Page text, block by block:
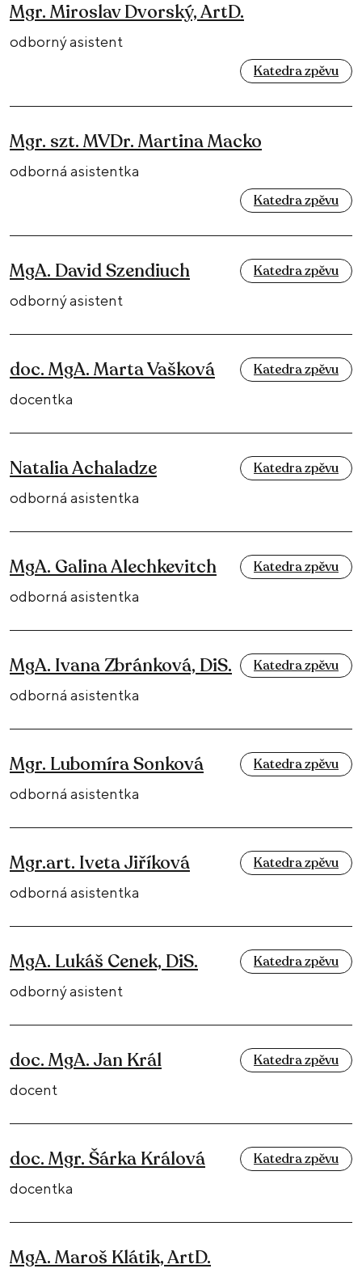
Mgr. Miroslav Dvorský, ArtD.
odborný asistent
Katedra zpěvu
Mgr. szt. MVDr. Martina Macko
odborná asistentka
Katedra zpěvu
MgA. David Szendiuch
odborný asistent
Katedra zpěvu
doc. MgA. Marta Vašková
docentka
Katedra zpěvu
Natalia Achaladze
odborná asistentka
Katedra zpěvu
MgA. Galina Alechkevitch
odborná asistentka
Katedra zpěvu
MgA. Ivana Zbránková, DiS.
odborná asistentka
Katedra zpěvu
Mgr. Lubomíra Sonková
odborná asistentka
Katedra zpěvu
Mgr.art. Iveta Jiříková
odborná asistentka
Katedra zpěvu
MgA. Lukáš Cenek, DiS.
odborný asistent
Katedra zpěvu
doc. MgA. Jan Král
docent
Katedra zpěvu
doc. Mgr. Šárka Králová
docentka
Katedra zpěvu
MgA. Maroš Klátik, ArtD.